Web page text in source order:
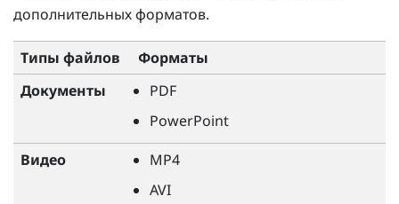
дополнительных форматов.
Типы файлов
Форматы
Документы
PDF
PowerPoint
Видео
MP4
AVI